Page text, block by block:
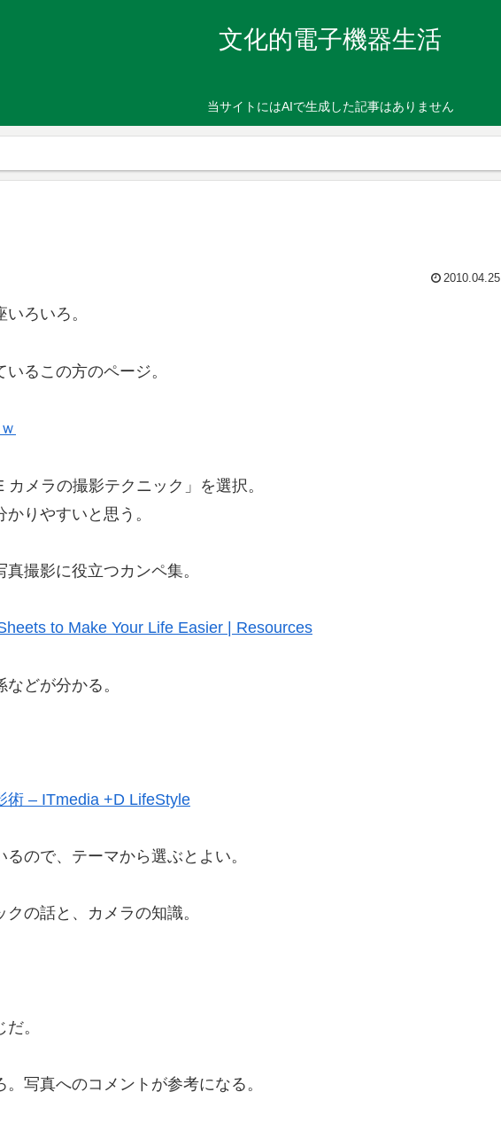
文化的電子機器生活
当サイトにはAIで生成した記事はありません
2010.04.25
ろいろ。
るこの方のページ。
メラの撮影テクニック」を選択。
りやすいと思う。
撮影に役立つカンペ集。
to Make Your Life Easier | Resources
どが分かる。
術 – ITmedia +D LifeStyle
ので、テーマから選ぶとよい。
の話と、カメラの知識。
。
写真へのコメントが参考になる。